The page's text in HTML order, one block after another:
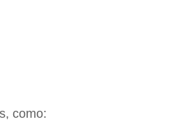
como: